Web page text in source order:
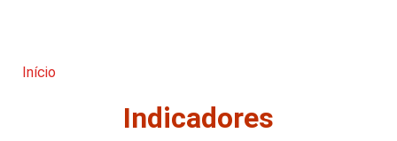
Início
Indicadores